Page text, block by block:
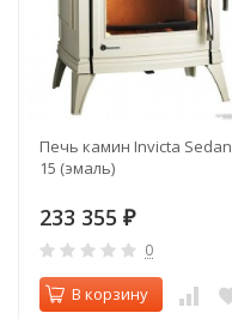
Печь камин Invicta Sedan
15 (эмаль)
233 355 ₽
0
В корзину